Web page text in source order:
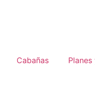
Cabañas